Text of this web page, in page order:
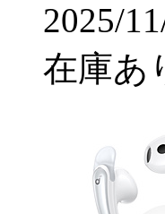
2025/
在庫あ